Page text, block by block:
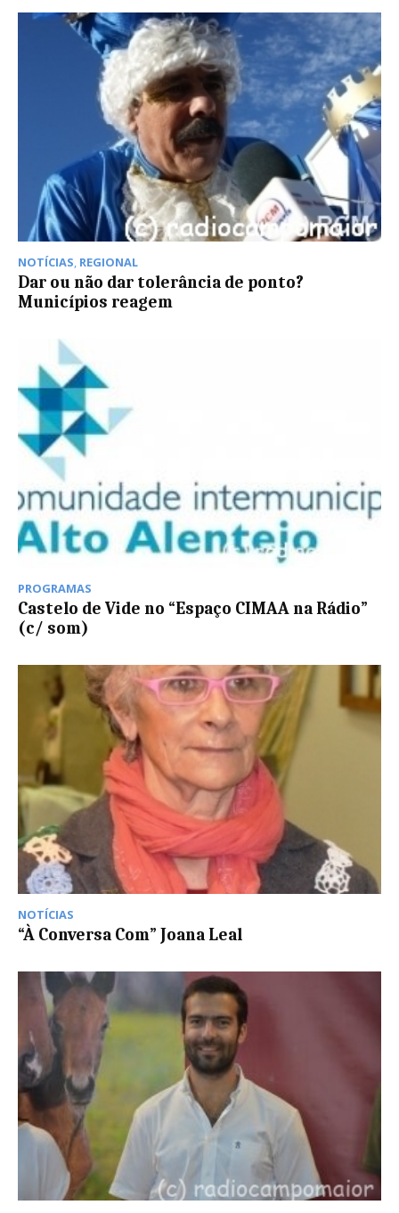
NOTÍCIAS, REGIONAL
Dar ou não dar tolerância de ponto?
Municípios reagem
PROGRAMAS
Castelo de Vide no “Espaço CIMAA na Rádio”
(c/ som)
NOTÍCIAS
“À Conversa Com” Joana Leal